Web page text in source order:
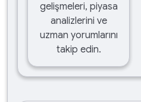
gelişmeleri, piyasa
analizlerini ve
uzman yorumlarını
takip edin.